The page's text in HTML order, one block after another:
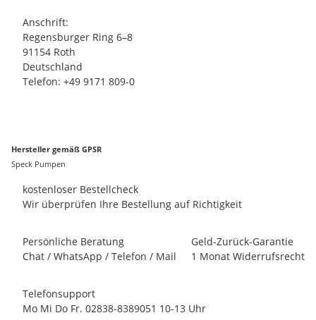
Anschrift:
Regensburger Ring 6–8
91154 Roth
Deutschland
Telefon: +49 9171 809-0
Hersteller gemäß GPSR
Speck Pumpen
kostenloser Bestellcheck
Wir überprüfen Ihre Bestellung auf Richtigkeit
Persönliche Beratung
Chat / WhatsApp / Telefon / Mail
Geld-Zurück-Garantie
1 Monat Widerrufsrecht
Telefonsupport
Mo Mi Do Fr. 02838-8389051 10-13 Uhr